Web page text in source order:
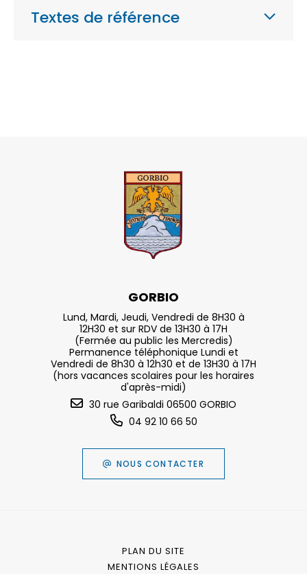
Textes de référence
GORBIO
Lund, Mardi, Jeudi, Vendredi de 8H30 à
12H30 et sur RDV de 13H30 à 17H
(Fermée au public les Mercredis)
Permanence téléphonique Lundi et
Vendredi de 8h30 à 12h30 et de 13H30 à 17H
(hors vacances scolaires pour les horaires
d'après-midi)
30 rue Garibaldi 06500 GORBIO
04 92 10 66 50
NOUS CONTACTER
PLAN DU SITE
MENTIONS LÉGALES